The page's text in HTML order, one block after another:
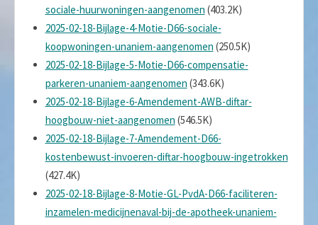
sociale-huurwoningen-aangenomen (403.2K)
2025-02-18-Bijlage-4-Motie-D66-sociale-
koopwoningen-unaniem-aangenomen (250.5K)
2025-02-18-Bijlage-5-Motie-D66-compensatie-
parkeren-unaniem-aangenomen (343.6K)
2025-02-18-Bijlage-6-Amendement-AWB-diftar-
hoogbouw-niet-aangenomen (546.5K)
2025-02-18-Bijlage-7-Amendement-D66-
kostenbewust-invoeren-diftar-hoogbouw-ingetrokken
(427.4K)
2025-02-18-Bijlage-8-Motie-GL-PvdA-D66-faciliteren-
inzamelen-medicijnenaval-bij-de-apotheek-unaniem-